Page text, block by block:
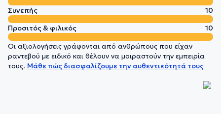
Συνεπής
10
Προσιτός & φιλικός
10
Οι αξιολογήσεις γράφονται από ανθρώπους που είχαν
ραντεβού με ειδικό και θέλουν να μοιραστούν την εμπειρία
τους. Μάθε πώς διασφαλίζουμε την αυθεντικότητά τους